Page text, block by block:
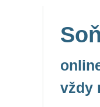
vždy